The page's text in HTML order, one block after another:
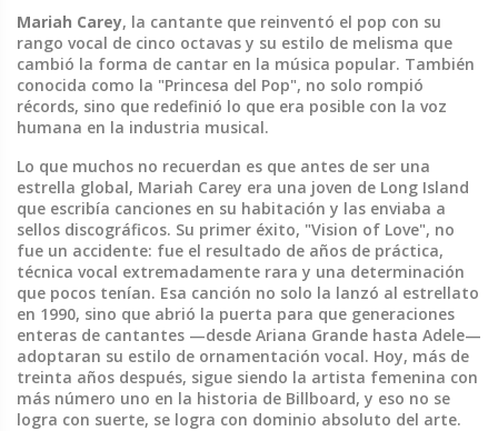
Mariah Carey, la cantante que reinventó el pop con su
rango vocal de cinco octavas y su estilo de melisma que
cambió la forma de cantar en la música popular. También
conocida como la "Princesa del Pop", no solo rompió
récords, sino que redefinió lo que era posible con la voz
humana en la industria musical.
Lo que muchos no recuerdan es que antes de ser una
estrella global, Mariah Carey era una joven de Long Island
que escribía canciones en su habitación y las enviaba a
sellos discográficos. Su primer éxito, "Vision of Love", no
fue un accidente: fue el resultado de años de práctica,
técnica vocal extremadamente rara y una determinación
que pocos tenían. Esa canción no solo la lanzó al estrellato
en 1990, sino que abrió la puerta para que generaciones
enteras de cantantes —desde Ariana Grande hasta Adele—
adoptaran su estilo de ornamentación vocal. Hoy, más de
treinta años después, sigue siendo la artista femenina con
más número uno en la historia de Billboard, y eso no se
logra con suerte, se logra con dominio absoluto del arte.